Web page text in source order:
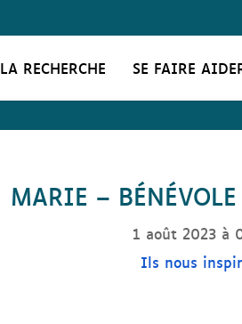
LA RECHERCHE SE FAIRE
MARIE –
1 août 2023 à
Ils nous